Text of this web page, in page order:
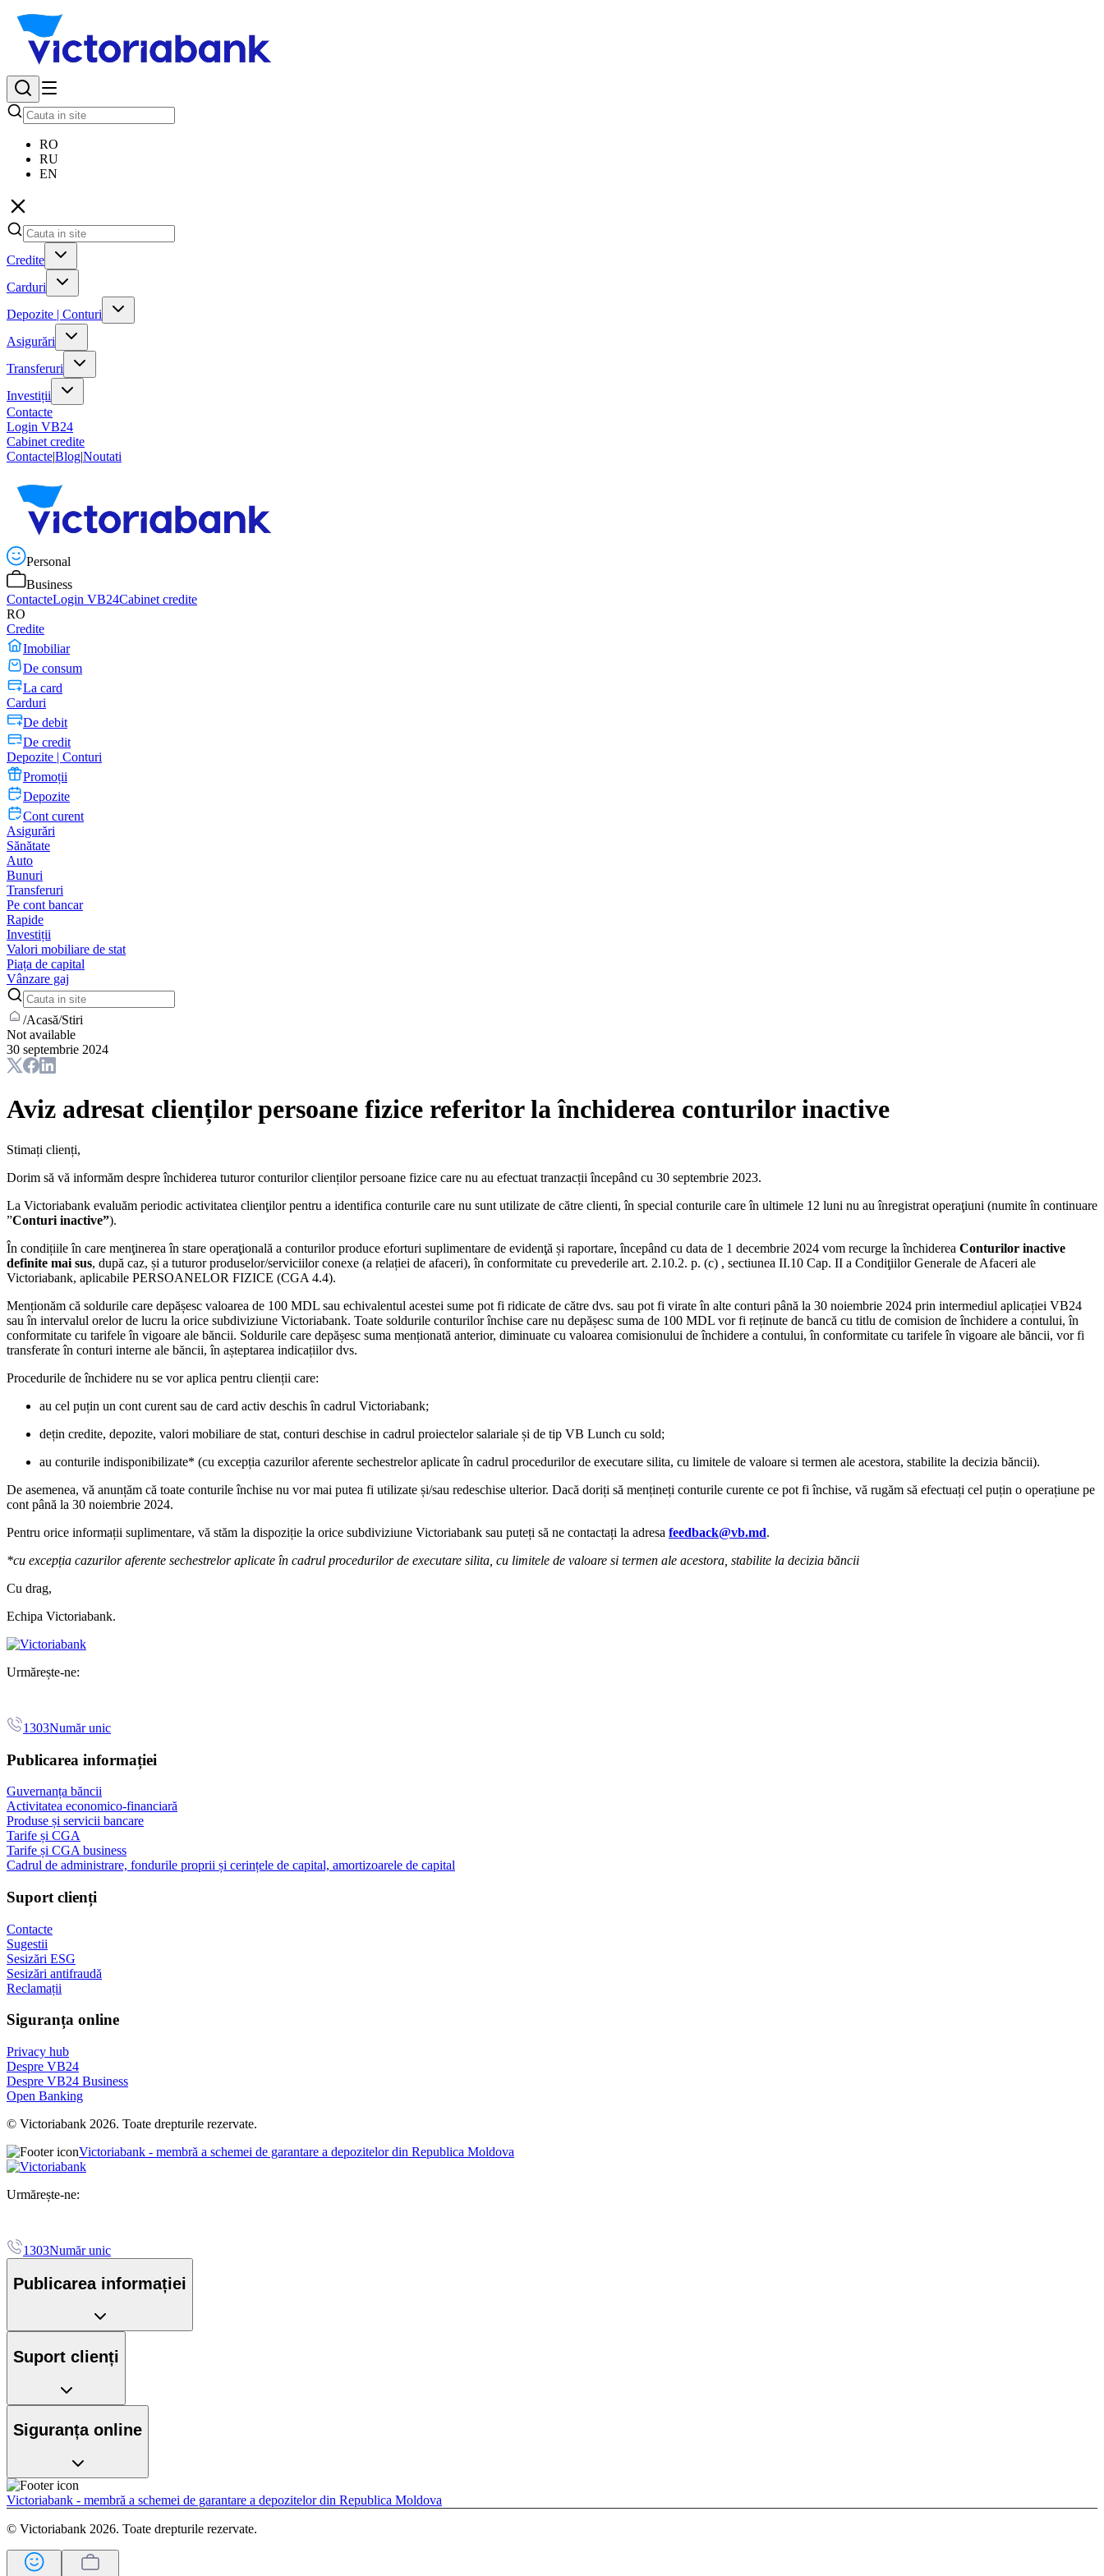
RO
RU
EN
Credite
Carduri
Depozite | Conturi
Asigurări
Transferuri
Investiții
Contacte
Login VB24
Cabinet credite
Contacte|Blog|Noutati
Personal
Business
ContacteLogin VB24Cabinet credite
RO
Credite
Imobiliar
De consum
La card
Carduri
De debit
De credit
Depozite | Conturi
Promoții
Depozite
Cont curent
Asigurări
Sănătate
Auto
Bunuri
Transferuri
Pe cont bancar
Rapide
Investiții
Valori mobiliare de stat
Piața de capital
Vânzare gaj
/Acasă/Stiri
Not available
30 septembrie 2024
Aviz adresat clienților persoane fizice referitor la închiderea conturilor inactive
Stimați clienți,
Dorim să vă informăm despre închiderea tuturor conturilor clienților persoane fizice care nu au efectuat tranzacții începând cu 30 septembrie 2023.
La Victoriabank evaluăm periodic activitatea clienţilor pentru a identifica conturile care nu sunt utilizate de către clienti, în special conturile care în ultimele 12 luni nu au înregistrat operaţiuni (numite în continuare
”Conturi inactive”).
În condițiile în care menţinerea în stare operaţională a conturilor produce eforturi suplimentare de evidenţă și raportare, începând cu data de 1 decembrie 2024 vom recurge la închiderea Conturilor inactive
definite mai sus, după caz, și a tuturor produselor/serviciilor conexe (a relației de afaceri), în conformitate cu prevederile art. 2.10.2. p. (c) , sectiunea II.10 Cap. II a Condiţiilor Generale de Afaceri ale
Victoriabank, aplicabile PERSOANELOR FIZICE (CGA 4.4).
Menționăm că soldurile care depășesc valoarea de 100 MDL sau echivalentul acestei sume pot fi ridicate de către dvs. sau pot fi virate în alte conturi până la 30 noiembrie 2024 prin intermediul aplicației VB24
sau în intervalul orelor de lucru la orice subdiviziune Victoriabank. Toate soldurile conturilor închise care nu depășesc suma de 100 MDL vor fi reținute de bancă cu titlu de comision de închidere a contului, în
conformitate cu tarifele în vigoare ale băncii. Soldurile care depășesc suma menționată anterior, diminuate cu valoarea comisionului de închidere a contului, în conformitate cu tarifele în vigoare ale băncii, vor fi
transferate în conturi interne ale băncii, în așteptarea indicațiilor dvs.
Procedurile de închidere nu se vor aplica pentru clienții care:
au cel puțin un cont curent sau de card activ deschis în cadrul Victoriabank;
dețin credite, depozite, valori mobiliare de stat, conturi deschise in cadrul proiectelor salariale și de tip VB Lunch cu sold;
au conturile indisponibilizate* (cu excepția cazurilor aferente sechestrelor aplicate în cadrul procedurilor de executare silita, cu limitele de valoare si termen ale acestora, stabilite la decizia băncii).
De asemenea, vă anunțăm că toate conturile închise nu vor mai putea fi utilizate și/sau redeschise ulterior. Dacă doriți să mențineți conturile curente ce pot fi închise, vă rugăm să efectuați cel puțin o operațiune pe
cont până la 30 noiembrie 2024.
Pentru orice informații suplimentare, vă stăm la dispoziție la orice subdiviziune Victoriabank sau puteți să ne contactați la adresa feedback@vb.md.
*cu excepția cazurilor aferente sechestrelor aplicate în cadrul procedurilor de executare silita, cu limitele de valoare si termen ale acestora, stabilite la decizia băncii
Cu drag,
Echipa Victoriabank.
Urmărește-ne:
1303Număr unic
Publicarea informației
Guvernanța băncii
Activitatea economico-financiară
Produse și servicii bancare
Tarife și CGA
Tarife și CGA business
Cadrul de administrare, fondurile proprii și cerințele de capital, amortizoarele de capital
Suport clienți
Contacte
Sugestii
Sesizări ESG
Sesizări antifraudă
Reclamații
Siguranța online
Privacy hub
Despre VB24
Despre VB24 Business
Open Banking
© Victoriabank 2026. Toate drepturile rezervate.
Victoriabank - membră a schemei de garantare a depozitelor din Republica Moldova
Urmărește-ne:
1303Număr unic
Publicarea informației
Suport clienți
Siguranța online
Victoriabank - membră a schemei de garantare a depozitelor din Republica Moldova
© Victoriabank 2026. Toate drepturile rezervate.